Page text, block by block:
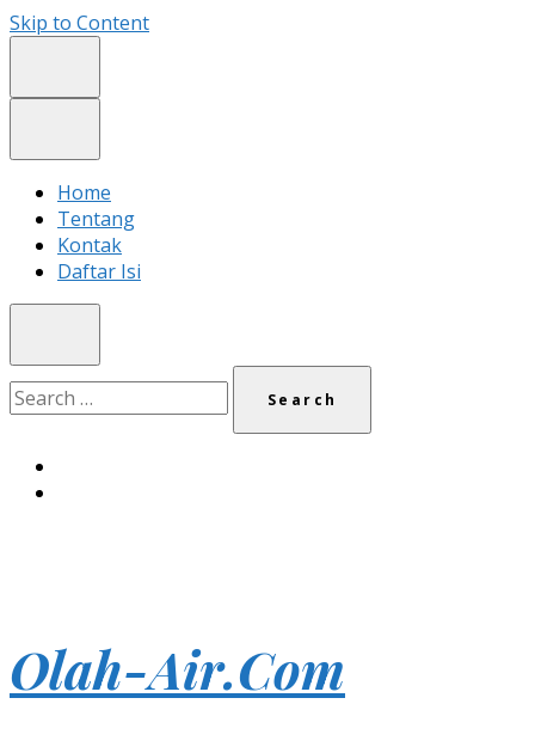
Skip to Content
Home
Tentang
Kontak
Daftar Isi
Search
for:
Olah-Air.Com